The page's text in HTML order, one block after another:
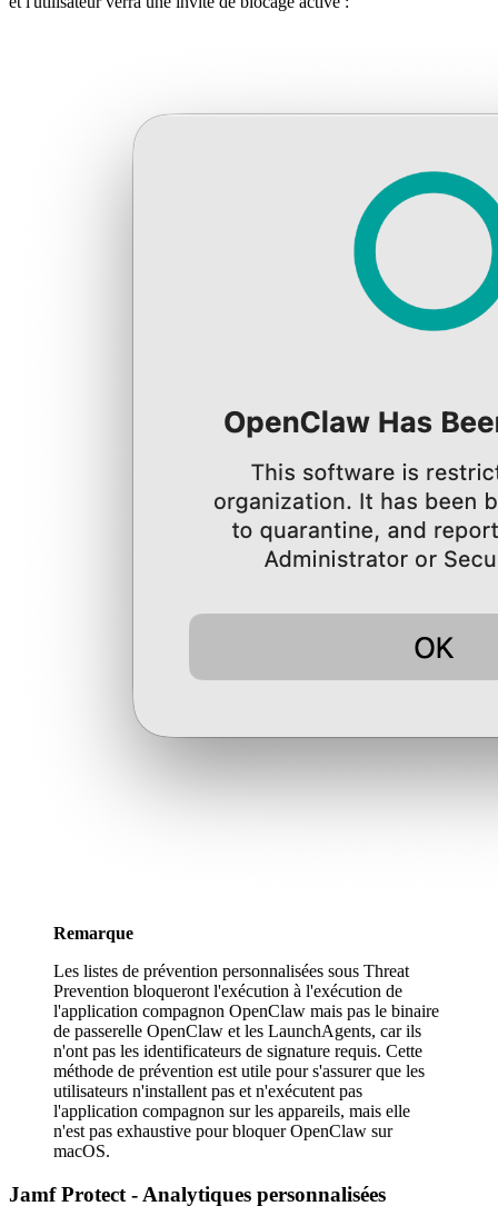
Remarque
Les listes de prévention personnalisées sous Threat
Prevention bloqueront l'exécution à l'exécution de
l'application compagnon OpenClaw mais pas le binaire
de passerelle OpenClaw et les LaunchAgents, car ils
n'ont pas les identificateurs de signature requis. Cette
méthode de prévention est utile pour s'assurer que les
utilisateurs n'installent pas et n'exécutent pas
l'application compagnon sur les appareils, mais elle
n'est pas exhaustive pour bloquer OpenClaw sur
macOS.
Jamf Protect - Analytiques personnalisées